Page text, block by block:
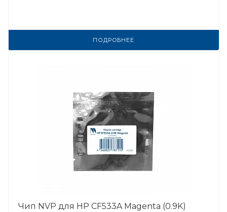
ПОДРОБНЕЕ
Чип NVP для HP CF533A Magenta (0.9K)